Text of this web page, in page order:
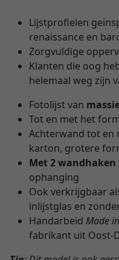
Lijstprofielen
renaissance en
Zorgvuldige
Klanten die oog
helemaal weg zijn
Fotolijst van
Tot en met het
Achterwand tot en
karton, grotere
Met 2 wandhaken
ophanging
Ook verkrijgbaar
inlijstglas en
Handarbeid Made
fabrikant uit Oost-